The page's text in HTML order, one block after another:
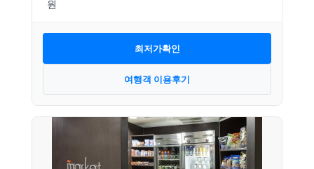
최저가확인
여행객 이용후기